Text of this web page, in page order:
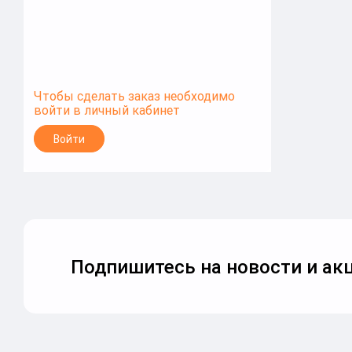
Чтобы сделать заказ необходимо
войти в личный кабинет
Войти
Подпишитесь на новости и